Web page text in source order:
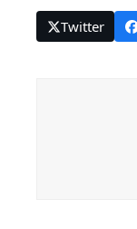
Twitter